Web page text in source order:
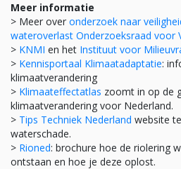
Meer informatie
> Meer over onderzoek naar
wateroverlast Onderzoeksraad voor
> KNMI en het Instituut voor
> Kennisportaal Klimaatadaptatie:
klimaatverandering
> Klimaateffectatlas zoomt in op de
klimaatverandering voor Nederland.
> Tips Techniek Nederland website
waterschade.
> Rioned: brochure hoe de riolering
ontstaan en hoe je deze oplost.